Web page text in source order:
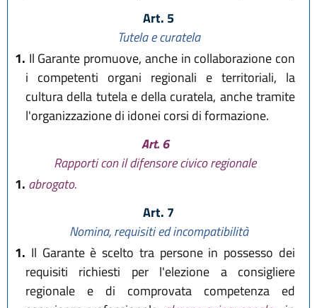
Art. 5
Tutela e curatela
1. Il Garante promuove, anche in collaborazione con
i competenti organi regionali e territoriali, la
cultura della tutela e della curatela, anche tramite
l'organizzazione di idonei corsi di formazione.
Art. 6
Rapporti con il difensore civico regionale
1. abrogato.
Art. 7
Nomina, requisiti ed incompatibilità
1. Il Garante è scelto tra persone in possesso dei
requisiti richiesti per l'elezione a consigliere
regionale e di comprovata competenza ed